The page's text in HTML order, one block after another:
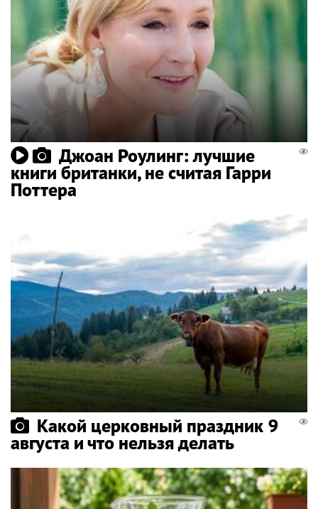
Джоан Роулинг: лучшие
книги британки, не считая Гарри
Поттера
Какой церковный праздник 9
августа и что нельзя делать